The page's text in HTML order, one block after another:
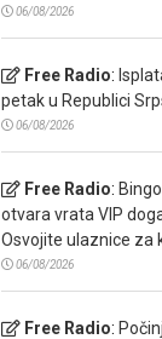
06/08/2026
Free Radio:
petak u Republici
06/08/2026
Free Radio:
otvara vrata VIP
Osvojite ulaznice za
06/08/2026
Free Radio: